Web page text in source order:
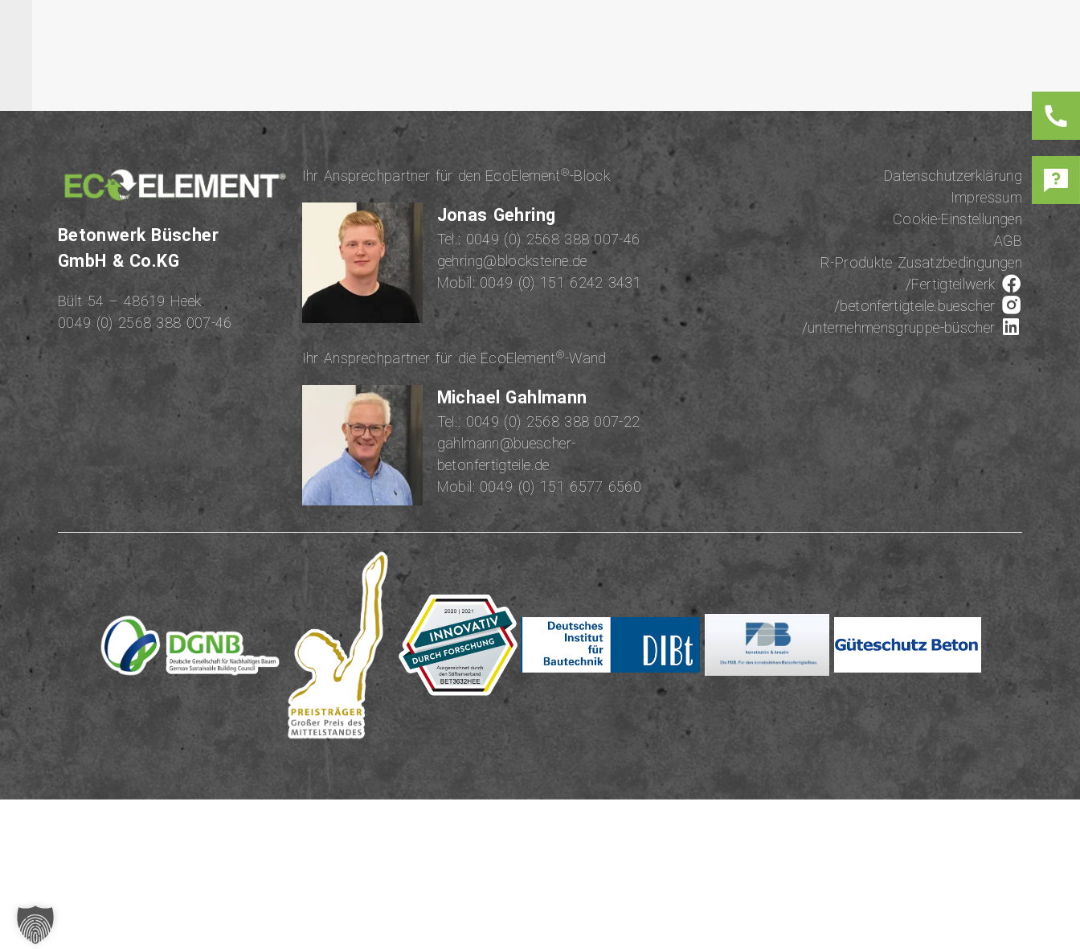
Be­ton­werk Büscher
GmbH & Co.KG
Bült 54 – 48619 Heek
0049 (0) 2568 388 007-46
Ihr An­sprech­part­ner für den EcoElement®-Block
Jonas Gehring
Tel.: 0049 (0) 2568 388 007-46
gehring@blocksteine.de
Mobil: 0049 (0) 151 6242 3431
Ihr An­sprech­part­ner für die EcoElement®-Wand
Michael Gahlmann
Tel.: 0049 (0) 2568 388 007-22
gahlmann@buescher-
betonfertigteile.de
Mobil: 0049 (0) 151 6577 6560
Datenschutzerklärung
Impressum
Cookie-Einstellungen
AGB
R-Produkte Zusatzbedingungen
/Fertigteilwerk
/betonfertigteile.buescher
/unternehmensgruppe-büscher